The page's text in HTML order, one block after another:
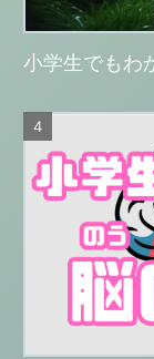
小学生でもわ